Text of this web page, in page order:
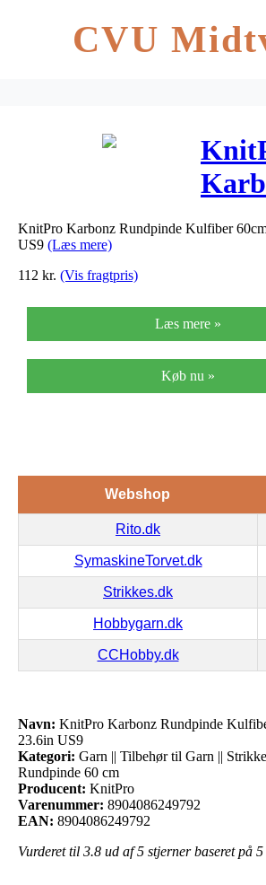
CVU
KnitPro Karbonz Rundpinde Kulfiber
US9 (Læs mere)
112 kr. (Vis fragtpris)
Læs mere »
Køb nu »
Webshop
Rito.dk
SymaskineTorvet.dk
Strikkes.dk
Hobbygarn.dk
CCHobby.dk
Navn: KnitPro Karbonz Rundpinde
23.6in US9
Kategori: Garn || Tilbehør til Garn ||
Rundpinde 60 cm
Producent: KnitPro
Varenummer: 8904086249792
EAN: 8904086249792
Vurderet til 3.8 ud af 5 stjerner baseret på 5